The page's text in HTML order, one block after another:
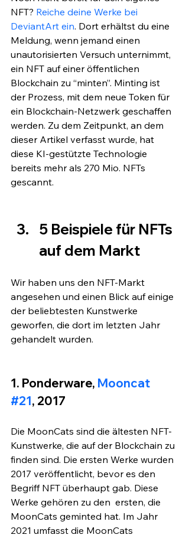
NFT? Reiche deine Werke bei
DeviantArt ein. Dort erhältst du eine
Meldung, wenn jemand einen
unautorisierten Versuch unternimmt,
ein NFT auf einer öffentlichen
Blockchain zu “minten”. Minting ist
der Prozess, mit dem neue Token für
ein Blockchain-Netzwerk geschaffen
werden. Zu dem Zeitpunkt, an dem
dieser Artikel verfasst wurde, hat
diese KI-gestützte Technologie
bereits mehr als 270 Mio. NFTs
gescannt.
5 Beispiele für NFTs
auf dem Markt
Wir haben uns den NFT-Markt
angesehen und einen Blick auf einige
der beliebtesten Kunstwerke
geworfen, die dort im letzten Jahr
gehandelt wurden.
1. Ponderware, Mooncat
#21, 2017
Die MoonCats sind die ältesten NFT-
Kunstwerke, die auf der Blockchain zu
finden sind. Die ersten Werke wurden
2017 veröffentlicht, bevor es den
Begriff NFT überhaupt gab. Diese
Werke gehören zu den  ersten, die
MoonCats geminted hat. Im Jahr
2021 umfasst die MoonCats